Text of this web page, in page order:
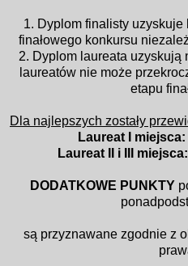
1. Dyplom finalisty
finałowego konkursu
2. Dyplom laureata
laureatów nie może
etapu
Dla najlepszych zostały
Laureat I miejsca:
Laureat II i III miejsca:
DODATKOWE PUNKTY
są przyznawane zgodnie z